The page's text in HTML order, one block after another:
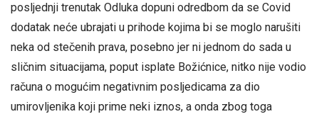
posljednji trenutak Odluka dopuni odredbom da se Covid
dodatak neće ubrajati u prihode kojima bi se moglo narušiti
neka od stečenih prava, posebno jer ni jednom do sada u
sličnim situacijama, poput isplate Božićnice, nitko nije vodio
računa o mogućim negativnim posljedicama za dio
umirovljenika koji prime neki iznos, a onda zbog toga